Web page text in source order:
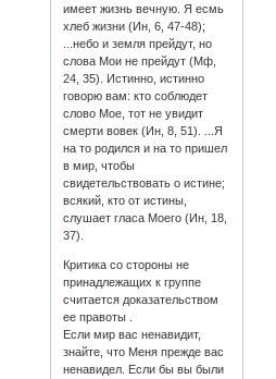
имеет жизнь вечную. Я есмь
хлеб жизни (Ин, 6, 47-48);
...небо и земля прейдут, но
слова Мои не прейдут (Мф,
24, 35). Истинно, истинно
говорю вам: кто соблюдет
слово Мое, тот не увидит
смерти вовек (Ин, 8, 51). ...Я
на то родился и на то пришел
в мир, чтобы
свидетельствовать о истине;
всякий, кто от истины,
слушает гласа Моего (Ин, 18,
37).
Критика со стороны не
принадлежащих к группе
считается доказательством
ее правоты .
Если мир вас ненавидит,
знайте, что Меня прежде вас
ненавидел. Если бы вы были